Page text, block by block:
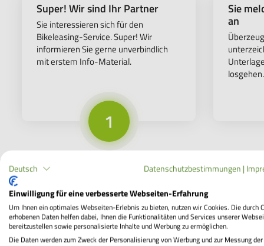
Super! Wir sind Ihr Partner
Sie interessieren sich für den
Bikeleasing-Service. Super! Wir
informieren Sie gerne unverbindlich
mit erstem Info-Material.
1
Sie
an
losgehen.
Deutsch Datenschutzbestimmungen |
Einwilligung für eine verbesserte Webseiten-Erfahrung
Um Ihnen ein optimales Webseiten-Erlebnis zu bieten, nutzen wir Cookies. Die durch
erhobenen Daten helfen dabei, Ihnen die Funktionalitäten und Services unserer
bereitzustellen sowie personalisierte Inhalte und Werbung zu ermöglichen.
Die Daten werden zum Zweck der Personalisierung von Werbung und zur Messung der